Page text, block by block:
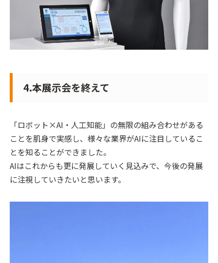
4.本展示会を終えて
「ロボット×AI・人工知能」の無限の組み合わせがある
ことを肌身で実感し、様々な業界がAIに注目しているこ
とを知ることができました。
AIはこれからも更に発展していく見込みで、今後の発展
に注視していきたいと思います。